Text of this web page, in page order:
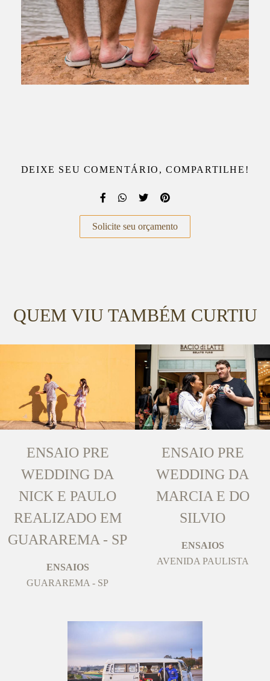
DEIXE SEU COMENTÁRIO, COMPARTILHE!
Solicite seu orçamento
QUEM VIU TAMBÉM CURTIU
ENSAIO PRE
WEDDING DA
NICK E PAULO
REALIZADO EM
GUARAREMA - SP
ENSAIOS
GUARAREMA - SP
ENSAIO PRE
WEDDING DA
MARCIA E DO
SILVIO
ENSAIOS
AVENIDA PAULISTA